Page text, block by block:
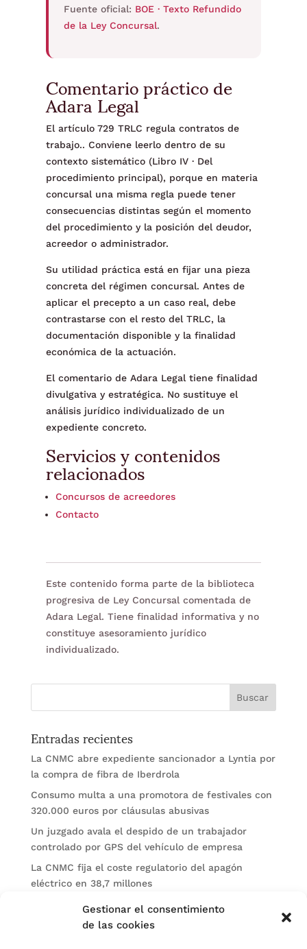
Gestionar el consentimiento
de las cookies
Fuente oficial: BOE · Texto Refundido
de la Ley Concursal.
Comentario práctico de
Adara Legal
El artículo 729 TRLC regula contratos de
trabajo.. Conviene leerlo dentro de su
contexto sistemático (Libro IV · Del
procedimiento principal), porque en materia
concursal una misma regla puede tener
consecuencias distintas según el momento
del procedimiento y la posición del deudor,
acreedor o administrador.
Su utilidad práctica está en fijar una pieza
concreta del régimen concursal. Antes de
aplicar el precepto a un caso real, debe
contrastarse con el resto del TRLC, la
documentación disponible y la finalidad
económica de la actuación.
El comentario de Adara Legal tiene finalidad
divulgativa y estratégica. No sustituye el
análisis jurídico individualizado de un
expediente concreto.
Servicios y contenidos
relacionados
Concursos de acreedores
Contacto
Este contenido forma parte de la biblioteca
progresiva de Ley Concursal comentada de
Adara Legal. Tiene finalidad informativa y no
constituye asesoramiento jurídico
individualizado.
Entradas recientes
La CNMC abre expediente sancionador a Lyntia por
la compra de fibra de Iberdrola
Consumo multa a una promotora de festivales con
320.000 euros por cláusulas abusivas
Un juzgado avala el despido de un trabajador
controlado por GPS del vehículo de empresa
La CNMC fija el coste regulatorio del apagón
eléctrico en 38,7 millones
El BOE publica sanciones de la CNMV a Soltec y